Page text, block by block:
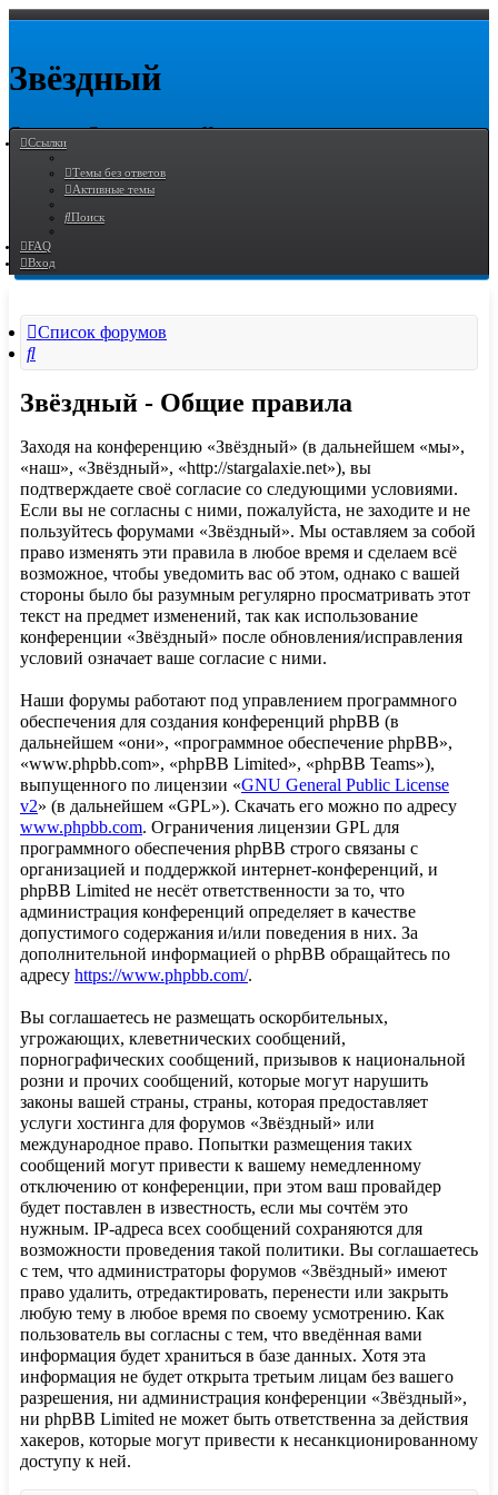
Звёздный
Сознание Современного Человека
Пропустить
Ссылки
Темы без ответов
Активные темы
Поиск
FAQ
Вход
Список форумов
Поиск
Звёздный - Общие правила
Заходя на конференцию «Звёздный» (в дальнейшем «мы»,
«наш», «Звёздный», «http://stargalaxie.net»), вы
подтверждаете своё согласие со следующими условиями.
Если вы не согласны с ними, пожалуйста, не заходите и не
пользуйтесь форумами «Звёздный». Мы оставляем за собой
право изменять эти правила в любое время и сделаем всё
возможное, чтобы уведомить вас об этом, однако с вашей
стороны было бы разумным регулярно просматривать этот
текст на предмет изменений, так как использование
конференции «Звёздный» после обновления/исправления
условий означает ваше согласие с ними.
Наши форумы работают под управлением программного
обеспечения для создания конференций phpBB (в
дальнейшем «они», «программное обеспечение phpBB»,
«www.phpbb.com», «phpBB Limited», «phpBB Teams»),
выпущенного по лицензии «GNU General Public License
v2» (в дальнейшем «GPL»). Скачать его можно по адресу
www.phpbb.com. Ограничения лицензии GPL для
программного обеспечения phpBB строго связаны с
организацией и поддержкой интернет-конференций, и
phpBB Limited не несёт ответственности за то, что
администрация конференций определяет в качестве
допустимого содержания и/или поведения в них. За
дополнительной информацией о phpBB обращайтесь по
адресу https://www.phpbb.com/.
Вы соглашаетесь не размещать оскорбительных,
угрожающих, клеветнических сообщений,
порнографических сообщений, призывов к национальной
розни и прочих сообщений, которые могут нарушить
законы вашей страны, страны, которая предоставляет
услуги хостинга для форумов «Звёздный» или
международное право. Попытки размещения таких
сообщений могут привести к вашему немедленному
отключению от конференции, при этом ваш провайдер
будет поставлен в известность, если мы сочтём это
нужным. IP-адреса всех сообщений сохраняются для
возможности проведения такой политики. Вы соглашаетесь
с тем, что администраторы форумов «Звёздный» имеют
право удалить, отредактировать, перенести или закрыть
любую тему в любое время по своему усмотрению. Как
пользователь вы согласны с тем, что введённая вами
информация будет храниться в базе данных. Хотя эта
информация не будет открыта третьим лицам без вашего
разрешения, ни администрация конференции «Звёздный»,
ни phpBB Limited не может быть ответственна за действия
хакеров, которые могут привести к несанкционированному
доступу к ней.